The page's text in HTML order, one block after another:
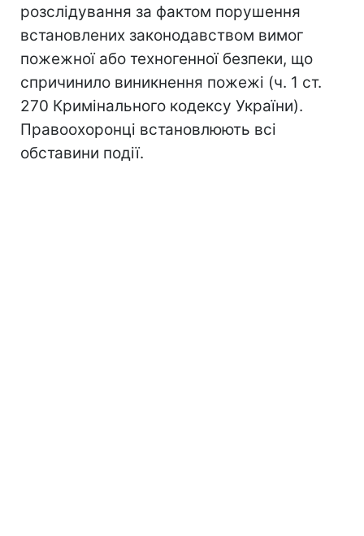
розслідування за фактом порушення
встановлених законодавством вимог
пожежної або техногенної безпеки, що
спричинило виникнення пожежі (ч. 1 ст.
270 Кримінального кодексу України).
Правоохоронці встановлюють всі
обставини події.